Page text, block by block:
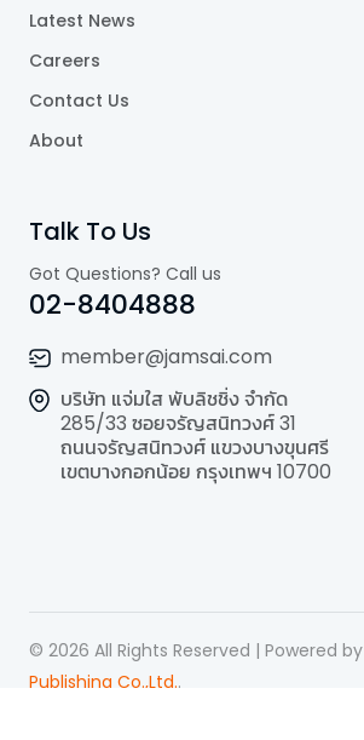
Latest News
Careers
Contact Us
About
Talk To Us
Got Questions? Call us
02-8404888
member@jamsai.com
บริษัท แจ่มใส พับลิชชิ่ง จำกัด
285/33 ซอยจรัญสนิทวงศ์ 31
ถนนจรัญสนิทวงศ์ แขวงบางขุนศรี
เขตบางกอกน้อย กรุงเทพฯ 10700
© 2026 All Rights Reserved | Powered by
Publishing Co.,Ltd..